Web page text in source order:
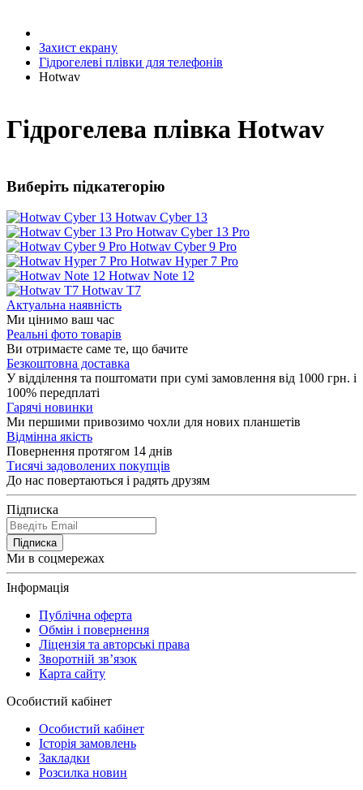
Захист екрану
Гідрогелеві плівки для телефонів
Hotwav
Гідрогелева плівка Hotwav
Виберіть підкатегорію
Hotwav Cyber 13
Hotwav Cyber 13 Pro
Hotwav Cyber 9 Pro
Hotwav Hyper 7 Pro
Hotwav Note 12
Hotwav T7
Актуальна наявність
Ми цінимо ваш час
Реальні фото товарів
Ви отримаєте саме те, що бачите
Безкоштовна доставка
У відділення та поштомати при сумі замовлення від 1000 грн. і
100% передплаті
Гарячі новинки
Ми першими привозимо чохли для нових планшетів
Відмінна якість
Повернення протягом 14 днів
Тисячі задоволених покупців
До нас повертаються і радять друзям
Підписка
Підписка
Ми в соцмережах
Інформація
Публічна оферта
Обмін і повернення
Ліцензія та авторські права
Зворотній зв’язок
Карта сайту
Особистий кабінет
Особистий кабінет
Історія замовлень
Закладки
Розсилка новин